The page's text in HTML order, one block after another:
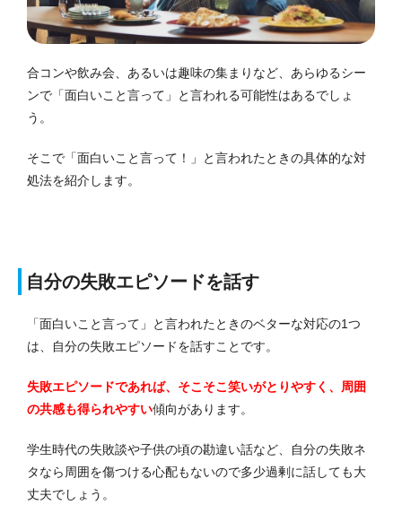
合コンや飲み会、あるいは趣味の集まりなど、あらゆるシー
ンで「面白いこと言って」と言われる可能性はあるでしょ
う。
そこで「面白いこと言って！」と言われたときの具体的な対
処法を紹介します。
自分の失敗エピソードを話す
「面白いこと言って」と言われたときのベターな対応の1つ
は、自分の失敗エピソードを話すことです。
失敗エピソードであれば、そこそこ笑いがとりやすく、周囲
の共感も得られやすい傾向があります。
学生時代の失敗談や子供の頃の勘違い話など、自分の失敗ネ
タなら周囲を傷つける心配もないので多少過剰に話しても大
丈夫でしょう。